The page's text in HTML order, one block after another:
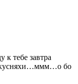
тебе завтра
бо